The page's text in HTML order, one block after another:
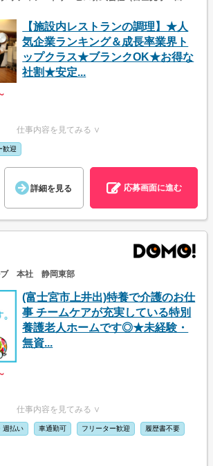
【施設内レストランの調理】★人
気企業ランキング＆成長率業界ト
ップクラス★ブランクOK★お得な
社割★安定...
仕事内容を見てみる ∨
歓迎
詳細を見る 応募画面に進む
ブ 本社 静岡東部
(富士宮市上井出)特養で介護のお仕
事 チームケアが充実している特別
養護老人ホームです◎★未経験・
無資...
仕事内容を見てみる ∨
週払い 車通勤可 フリーター歓迎 履歴書不要